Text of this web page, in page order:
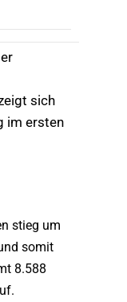
sich
im ersten
stieg um
somit
8.588